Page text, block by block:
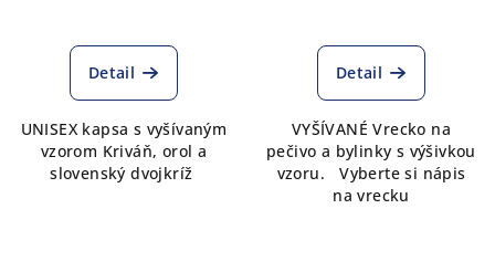
Detail
UNISEX kapsa s vyšívaným
vzorom Kriváň, orol a
slovenský dvojkríž
Detail
VYŠÍVANÉ Vrecko na
pečivo a bylinky s výšivkou
vzoru. Vyberte si nápis
na vrecku